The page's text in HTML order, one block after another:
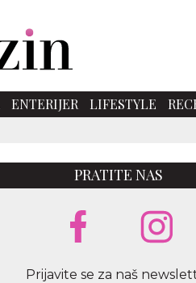
ENTERIJER LIFESTYLE
PRATITE NAS
Prijavite se za naš